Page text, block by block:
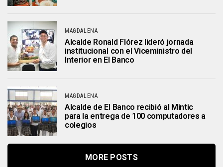
MAGDALENA
Alcalde Ronald Flórez lideró jornada
institucional con el Viceministro del
Interior en El Banco
MAGDALENA
Alcalde de El Banco recibió al Mintic
para la entrega de 100 computadores a
colegios
MORE POSTS